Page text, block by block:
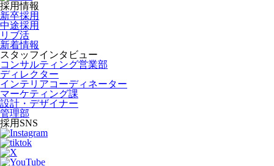
採用情報
新卒採用
中途採用
リブ活
新着情報
スタッフインタビュー
コンサルティング営業部
ディレクター
インテリアコーディネーター
マーケティング課
設計・デザイナー
管理部
採用SNS